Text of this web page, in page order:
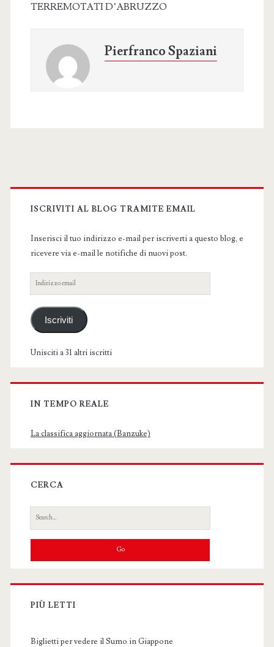
TERREMOTATI D’ABRUZZO
Pierfranco Spaziani
Primary
Sidebar
ISCRIVITI AL BLOG TRAMITE EMAIL
Inserisci il tuo indirizzo e-mail per iscriverti a questo blog, e
ricevere via e-mail le notifiche di nuovi post.
Indirizzo
email
Iscriviti
Unisciti a 31 altri iscritti
IN TEMPO REALE
La classifica aggiornata (Banzuke)
CERCA
Search
for:
PIÙ LETTI
Biglietti per vedere il Sumo in Giappone